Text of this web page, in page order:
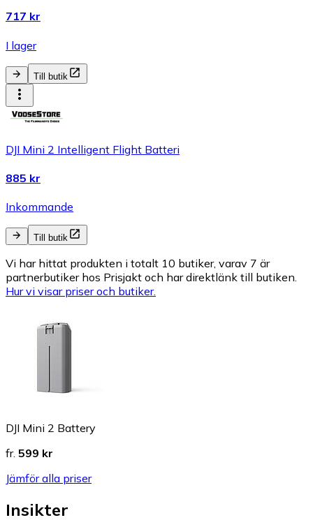
717 kr
I lager
Till butik
DJI Mini 2 Intelligent Flight Batteri
885 kr
Inkommande
Till butik
Vi har hittat produkten i totalt 10 butiker, varav 7 är
partnerbutiker hos Prisjakt och har direktlänk till butiken.
Hur vi visar priser och butiker.
DJI Mini 2 Battery
fr. 599 kr
Jämför alla priser
Insikter